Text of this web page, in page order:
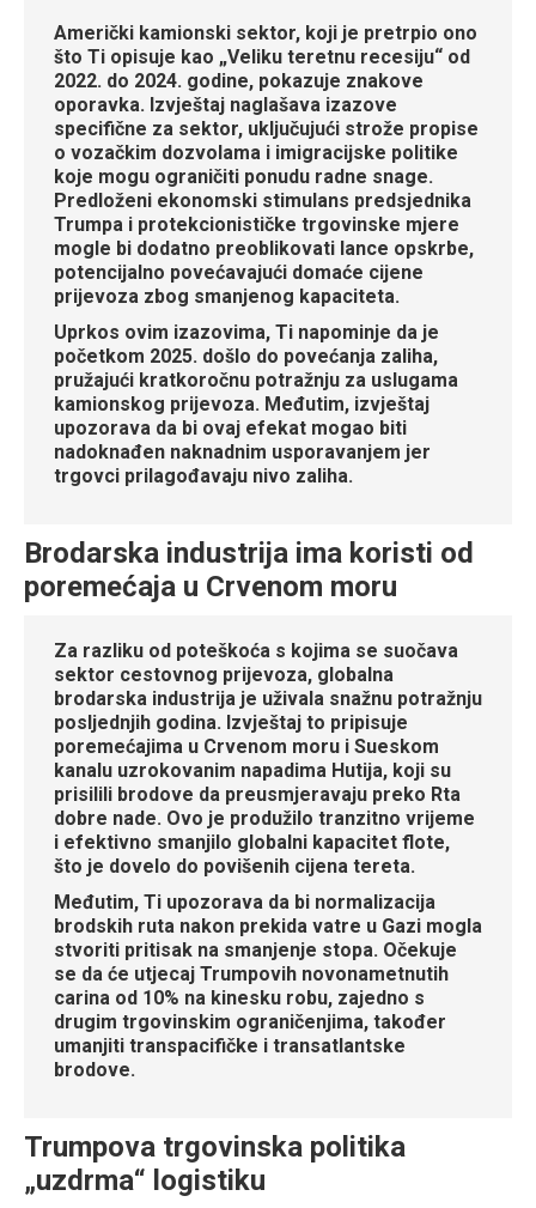
Američki kamionski sektor, koji je pretrpio ono
što Ti opisuje kao „Veliku teretnu recesiju“ od
2022. do 2024. godine, pokazuje znakove
oporavka. Izvještaj naglašava izazove
specifične za sektor, uključujući strože propise
o vozačkim dozvolama i imigracijske politike
koje mogu ograničiti ponudu radne snage.
Predloženi ekonomski stimulans predsjednika
Trumpa i protekcionističke trgovinske mjere
mogle bi dodatno preoblikovati lance opskrbe,
potencijalno povećavajući domaće cijene
prijevoza zbog smanjenog kapaciteta.
Uprkos ovim izazovima, Ti napominje da je
početkom 2025. došlo do povećanja zaliha,
pružajući kratkoročnu potražnju za uslugama
kamionskog prijevoza. Međutim, izvještaj
upozorava da bi ovaj efekat mogao biti
nadoknađen naknadnim usporavanjem jer
trgovci prilagođavaju nivo zaliha.
Brodarska industrija ima koristi od
poremećaja u Crvenom moru
Za razliku od poteškoća s kojima se suočava
sektor cestovnog prijevoza, globalna
brodarska industrija je uživala snažnu potražnju
posljednjih godina. Izvještaj to pripisuje
poremećajima u Crvenom moru i Sueskom
kanalu uzrokovanim napadima Hutija, koji su
prisilili brodove da preusmjeravaju preko Rta
dobre nade. Ovo je produžilo tranzitno vrijeme
i efektivno smanjilo globalni kapacitet flote,
što je dovelo do povišenih cijena tereta.
Međutim, Ti upozorava da bi normalizacija
brodskih ruta nakon prekida vatre u Gazi mogla
stvoriti pritisak na smanjenje stopa. Očekuje
se da će utjecaj Trumpovih novonametnutih
carina od 10% na kinesku robu, zajedno s
drugim trgovinskim ograničenjima, također
umanjiti transpacifičke i transatlantske
brodove.
Trumpova trgovinska politika
„uzdrma“ logistiku